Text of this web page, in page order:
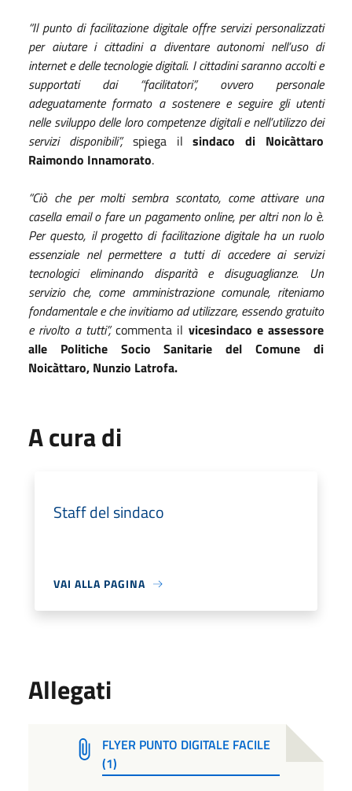
“Il punto di facilitazione digitale offre servizi personalizzati
per aiutare i cittadini a diventare autonomi nell’uso di
internet e delle tecnologie digitali. I cittadini saranno accolti e
supportati dai “facilitatori”, ovvero personale
adeguatamente formato a sostenere e seguire gli utenti
nelle sviluppo delle loro competenze digitali e nell’utilizzo dei
servizi disponibili”,spiega ilsindaco di Noicàttaro
Raimondo Innamorato.
“Ciò che per molti sembra scontato, come attivare una
casella email o fare un pagamento online, per altri non lo è.
Per questo, il progetto di facilitazione digitale ha un ruolo
essenziale nel permettere a tutti di accedere ai servizi
tecnologici eliminando disparità e disuguaglianze. Un
servizio che, come amministrazione comunale, riteniamo
fondamentale e che invitiamo ad utilizzare, essendo gratuito
e rivolto a tutti”,commenta il vicesindaco e assessore
alle Politiche Socio Sanitarie del Comune di
Noicàttaro, Nunzio Latrofa.
A cura di
Staff del sindaco
VAI ALLA PAGINA
Allegati
FLYER PUNTO DIGITALE FACILE
(1)